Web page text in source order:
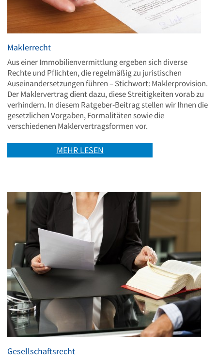
Maklerrecht
Aus einer Immobilienvermittlung ergeben sich diverse
Rechte und Pflichten, die regelmäßig zu juristischen
Auseinandersetzungen führen – Stichwort: Maklerprovision.
Der Maklervertrag dient dazu, diese Streitigkeiten vorab zu
verhindern. In diesem Ratgeber-Beitrag stellen wir Ihnen die
gesetzlichen Vorgaben, Formalitäten sowie die
verschiedenen Maklervertragsformen vor.
MEHR LESEN
Gesellschaftsrecht